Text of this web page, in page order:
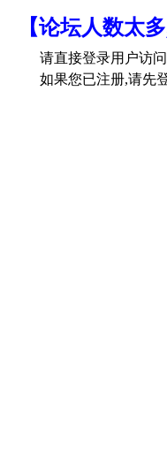
【论坛人数太
请直接登录用户访
如果您已注册,请先